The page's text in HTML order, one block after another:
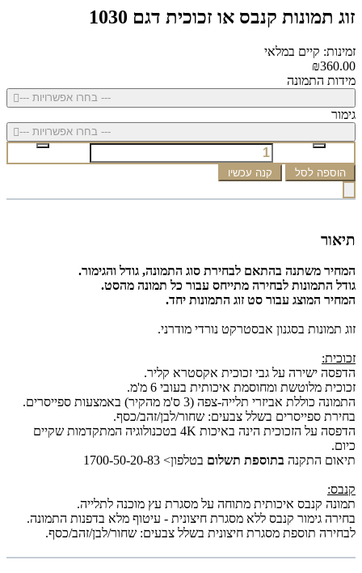
זוג תמונות קנבס או זכוכית דגם 1030
זמינות: קיים במלאי
₪360.00
מידות התמונה
--- בחרו אפשרויות ---
גימור
--- בחרו אפשרויות ---
הוספה לסל קנה עכשיו
תיאור
המחיר משתנה בהתאם לבחירת סוג התמונה, גודל והגימור.
גודל התמונות לבחירה מתייחס עבור כל תמונה מהסט.
המחיר המוצג עבור סט זוג התמונות יחד.
זוג תמונות בסגנון אבסטרקט נורדי מודרני.
זכוכית:
הדפסה ישירה על גבי זכוכית אקסטרא קליר.
זכוכית מלוטשת ומחוסמת איכותית בעובי 6 מ'מ.
התמונה כוללת אביזרי תלייה-צפה (3 ס'מ מהקיר) באמצעות ספייסרים.
בחירת ספייסרים בשלל צבעים: שחור/לבן/זהב/כסף.
הדפסה על הזכוכית הינה באיכות 4K בטכנולוגיה המתקדמות שקיים
כיום.
תיאום התקנה בתוספת תשלום בטלפון> 1700-50-20-83
קנבס:
תמונה קנבס איכותית מתוחה על מסגרת עץ מוכנה לתלייה.
בחירה גימור קנבס ללא מסגרת חיצונית - עיטוף מלא בדפנות התמונה.
לבחירה תוספת מסגרת חיצונית בשלל צבעים: שחור/לבן/זהב/כסף.